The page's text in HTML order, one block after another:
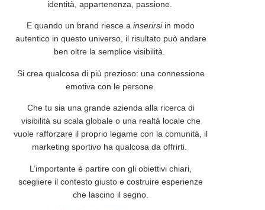
identità , appartenenza, passione.
E quando un brand riesce ainserirsiin modo
autentico in questo universo, il risultato può andare
ben oltre la semplice visibilità.
Si crea qualcosa di più prezioso: una connessione
emotiva con le persone.
Che tu sia una grande azienda alla ricerca di
visibilità su scala globale o una realtà locale che
vuole rafforzare il proprio legame con la comunità, il
marketing sportivo ha qualcosa da offrirti.
L’importante è partire con gliobiettivi chiari,
scegliere ilcontesto giusto e costruireesperienze
che lascino il segno.